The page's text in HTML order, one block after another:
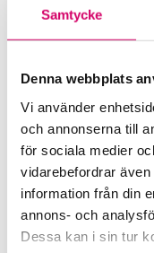
Samtycke
Denna webbplats
Vi använder
och annonserna till
för sociala medier
vidarebefordrar
information från din
annons- och
Dessa kan i sin tur
Contrado
Srf
Anneli Ljungblad
Auktoriserad
Skicka e-post
0733-75 64 15